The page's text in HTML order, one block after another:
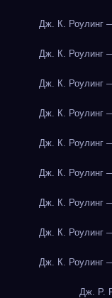
Дж. К. Роулинг
Дж. К. Роулинг
Дж. К. Роулинг
Дж. К. Роулинг
Дж. К. Роулинг
Дж. К. Роулинг
Дж. К. Роулинг
Дж. К. Роулинг
Дж. К. Роулинг
Дж. Р.